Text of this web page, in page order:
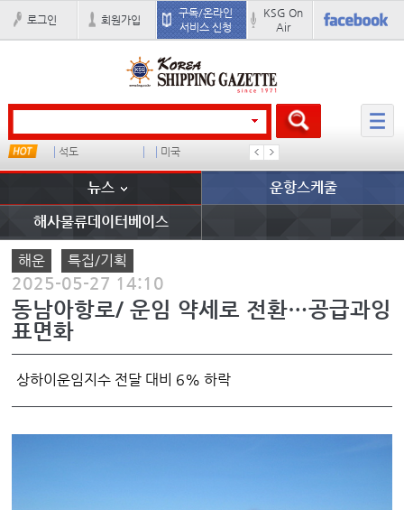
로그인 회원가입
구독/온라인
서비스 신청
KSG On
Air
서안항만 대형컨선 석도 미국 냉동
뉴스 운항스케줄
해사물류데이터베이스
해운 특집/기획
2025-05-27 14:10
동남아항로/ 운임 약세로 전환…공급과잉
표면화
상하이운임지수 전달 대비 6% 하락